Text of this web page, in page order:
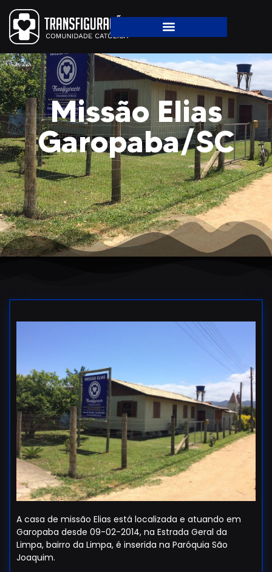
Missão Elias
Garopaba/SC
A casa de missão Elias está localizada e atuando em
Garopaba desde 09-02-2014, na Estrada Geral da
Limpa, bairro da Limpa, é inserida na Paróquia São
Joaquim.